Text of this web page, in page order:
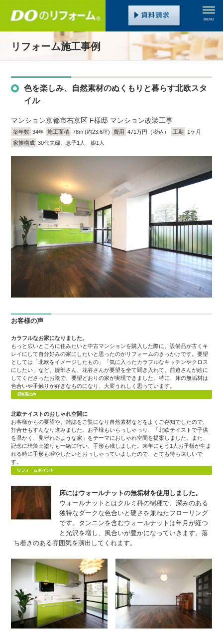
MENU
リフォーム施工事例
色を楽しみ、自然素材のぬくもりと暮らす北欧スタ
イル
マンション京都市右京区 F様邸 マンション改装工事
築年数 34年 施工面積 78m2(約23.6坪) 費用 471万円（税込） 工期
1ケ月
家族構成 30代夫婦、息子1人、娘1人
お客様の声
カラフルなお家になりました。
もっと広いところに住みたいと中古マンションを購入した際に、設備品が古くキ
レイにして自分好みの家にしたいと思ったのがリフォームのきっかけです。要望
としては「北欧をイメージしたもの」「気に入ったカラフルなキッチンやクロス
にしたい」など、服部さん、花谷さんが要望を全て聞き入れて、前迫さんが絵に
してくださったお陰で、要望どおりの家が実現できました。特に、床の無垢材は
色合いや手触りが好きなものになり、大変うれしく思っています。
北欧テイストのおしゃれ空間に
お客様からの要望や、雑誌をご覧になり自然素材などをよくご存知でしたので、
打合せもすんなり進みました。お子様もいらっしゃっり、「北欧テイストで子供
を温かく、見守れるような家」をテーマにおしゃれ空間を提案しました。また、
記念に珪藻土塗りも一緒に行い、手形も残しました。来年にもう1人お子様が生ま
れる時に手形も増やしたいとおっしゃっていましたので、とても待ち遠しいで
す。
床にはウォールナットの無垢材を使用しました。
ウォールナットとはクルミ科の樹種で、深みのある
独特なダークな色合いと硬さを兼ねたフローリング
です。タンニンを含むウォールナットは年月が経つ
と光沢を増し、風合いが豊かになっていきます。落
ち着きのある雰囲気を演出してくれます。